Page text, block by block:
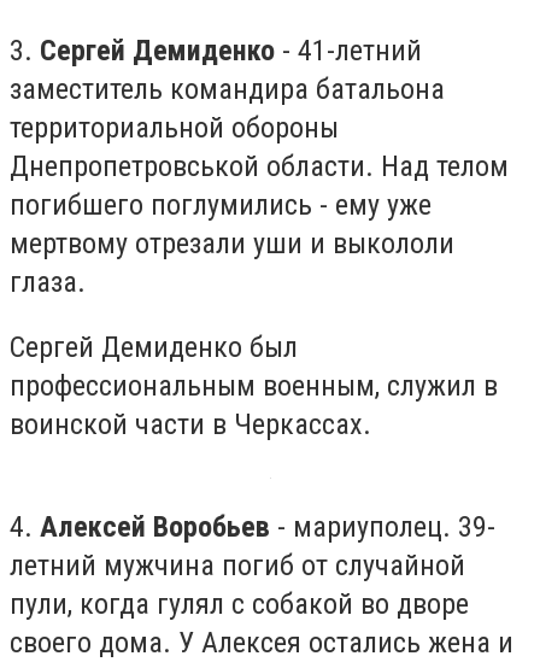
3. Сергей Демиденко - 41-летний
заместитель командира батальона
территориальной обороны
Днепропетровськой области. Над телом
погибшего поглумились - ему уже
мертвому отрезали уши и выкололи
глаза.
Сергей Демиденко был
профессиональным военным, служил в
воинской части в Черкассах.
4. Алексей Воробьев - мариуполец. 39-
летний мужчина погиб от случайной
пули, когда гулял с собакой во дворе
своего дома. У Алексея остались жена и